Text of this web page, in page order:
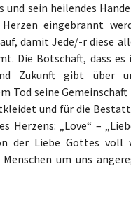
und sein heilendes
eingebrannt
damit Jede/-r diese
Die Botschaft, dass
Zukunft gibt über
Tod seine
und für die
Herzens: „Love“ –
der Liebe Gottes voll
um uns